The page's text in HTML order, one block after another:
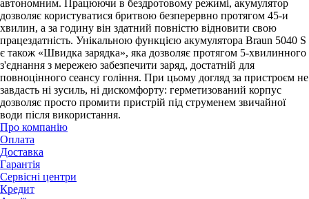
автономним. Працюючи в бездротовому режимі, акумулятор
дозволяє користуватися бритвою безперервно протягом 45-и
хвилин, а за годину він здатний повністю відновити свою
працездатність. Унікальною функцією акумулятора Braun 5040 S
є також «Швидка зарядка», яка дозволяє протягом 5-хвилинного
з'єднання з мережею забезпечити заряд, достатній для
повноцінного сеансу гоління. При цьому догляд за пристроєм не
завдасть ні зусиль, ні дискомфорту: герметизований корпус
дозволяє просто промити пристрій під струменем звичайної
води після використання.
Про компанію
Оплата
Доставка
Гарантія
Сервісні центри
Кредит